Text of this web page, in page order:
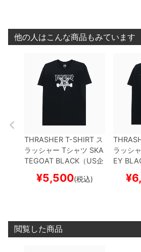
他の人はこんな商品もみています
THRASHER T-SHIRT ス
ラッシャー Tシャツ SKA
TEGOAT BLACK（US企
ケボー
¥5,500(税込)
ラッシ
EY
¥
閲覧した商品